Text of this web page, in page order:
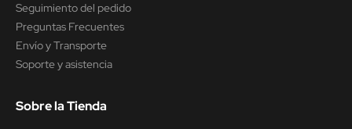
Seguimiento del pedido
Preguntas Frecuentes
Envío y Transporte
Soporte y asistencia
Sobre la Tienda